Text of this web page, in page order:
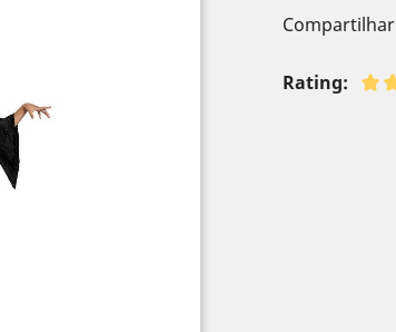
Compartilhar
Rating: